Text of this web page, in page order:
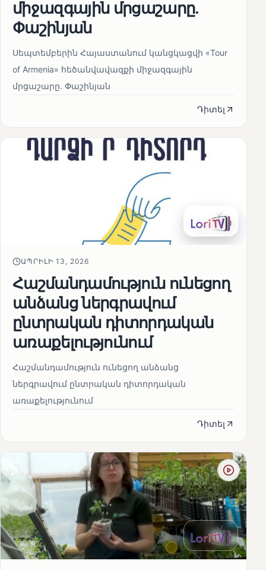
միջազգային մրցաշարը.
Փաշինյան
Սեպտեմբերին Հայաստանում կանցկացվի «Tour
of Armenia» հեծանվավազքի միջազգային
մրցաշարը. Փաշինյան
Դիտել
ԱՊՐԻԼԻ 13, 2026
Հաշմանդամություն ունեցող
անձանց ներգրավում
ընտրական դիտորդական
առաքելությունում
Հաշմանդամություն ունեցող անձանց
ներգրավում ընտրական դիտորդական
առաքելությունում
Դիտել